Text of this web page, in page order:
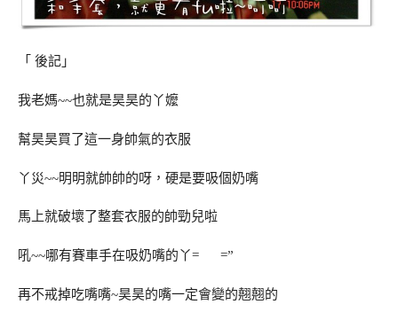
「 後記」
我老媽~~也就是昊昊的丫嬤
幫昊昊買了這一身帥氣的衣服
丫災~~明明就帥帥的呀，硬是要吸個奶嘴
馬上就破壞了整套衣服的帥勁兒啦
吼~~哪有賽車手在吸奶嘴的丫= =”
再不戒掉吃嘴嘴~昊昊的嘴一定會變的翹翹的